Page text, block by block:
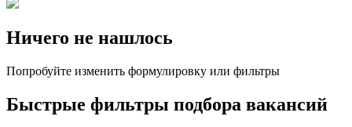
Ничего не нашлось
Попробуйте изменить формулировку или фильтры
Быстрые фильтры подбора вакансий